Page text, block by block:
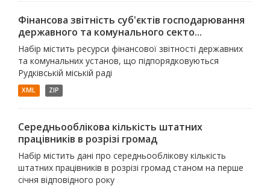
Фінансова звітність суб'єктів господарювання
державного та комунального секто...
Набір містить ресурси фінансової звітності державних
та комунальних установ, що підпорядковуються
Рудківській міській раді
XML ZIP
Середньооблікова кількість штатних
працівників в розрізі громад
Набір містить дані про середньооблікову кількість
штатних працівників в розрізі громад станом на перше
січня відповідного року